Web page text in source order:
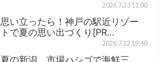
2026.7.23 11:00
思い立ったら！神戸の駅近リゾー
トで夏の思い出づくり[PR…
2026.7.22 19:40
夏の新潟、市場ハシゴで海鮮三